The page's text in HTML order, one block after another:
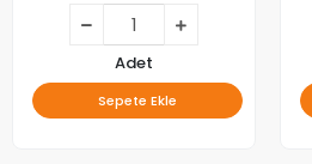
Adet
Sepete Ekle